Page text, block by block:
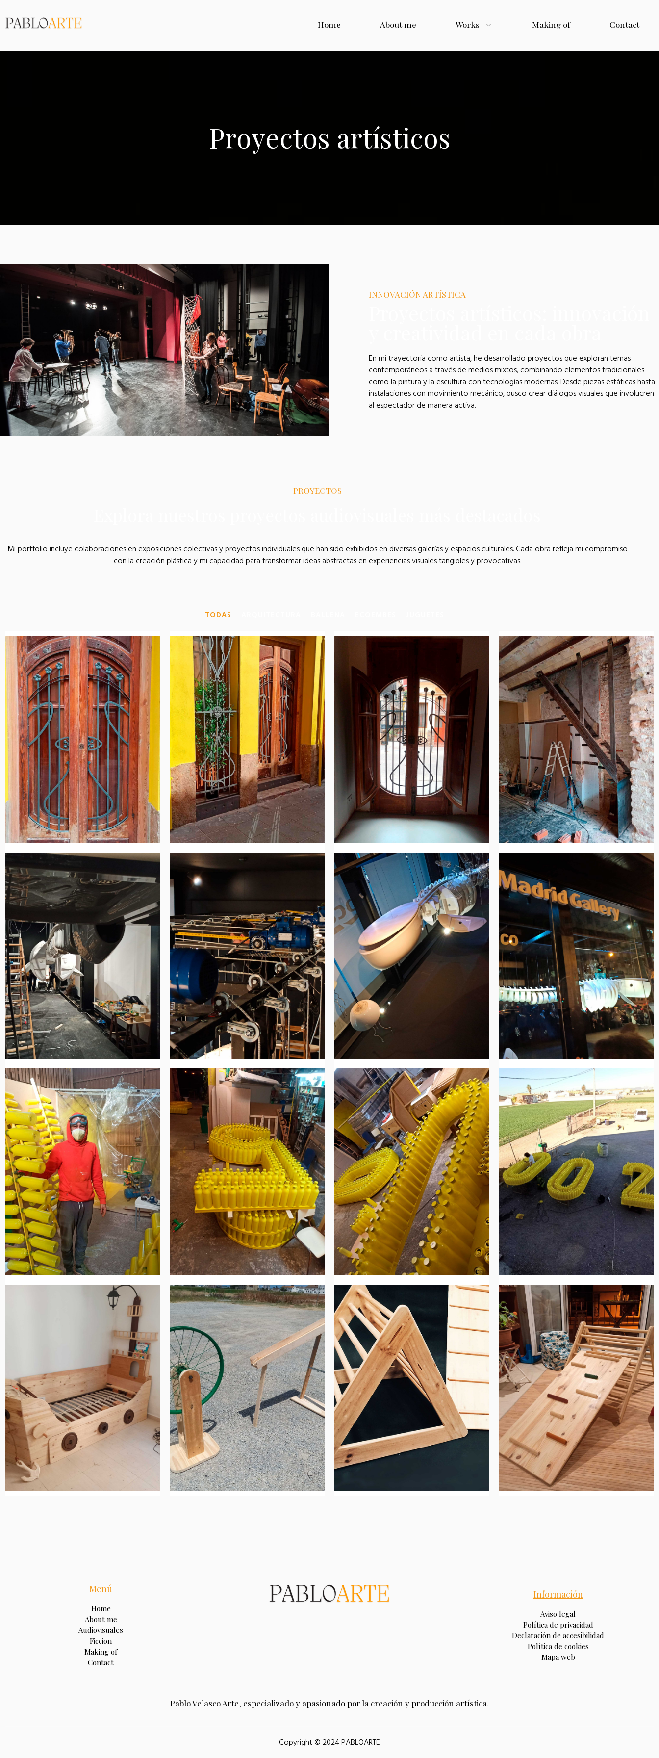
Home About me Works Making of Contact
Proyectos artísticos
INNOVACIÓN ARTÍSTICA
En mi trayectoria como artista, he desarrollado proyectos que exploran temas
contemporáneos a través de medios mixtos, combinando elementos tradicionales
como la pintura y la escultura con tecnologías modernas. Desde piezas estáticas hasta
instalaciones con movimiento mecánico, busco crear diálogos visuales que involucren
al espectador de manera activa.
PROYECTOS
Mi portfolio incluye colaboraciones en exposiciones colectivas y proyectos individuales que han sido exhibidos en diversas galerías y espacios culturales. Cada obra refleja mi compromiso
con la creación plástica y mi capacidad para transformar ideas abstractas en experiencias visuales tangibles y provocativas.
TODAS
Menú
Home
About me
Audiovisuales
Ficcion
Making of
Contact
Información
Aviso legal
Política de privacidad
Declaración de accesibilidad
Política de cookies
Mapa web
Pablo Velasco Arte, especializado y apasionado por la creación y producción artística.
Copyright © 2024 PABLOARTE